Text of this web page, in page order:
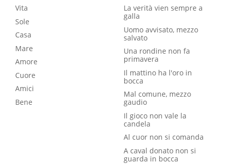
Vita
Sole
Casa
Mare
Amore
Cuore
Amici
Bene
La verità vien sempre a
galla
Uomo avvisato, mezzo
salvato
Una rondine non fa
primavera
Il mattino ha l'oro in
bocca
Mal comune, mezzo
gaudio
Il gioco non vale la
candela
Al cuor non si comanda
A caval donato non si
guarda in bocca